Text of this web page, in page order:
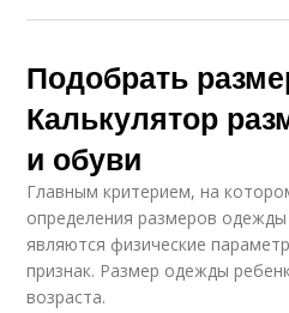
Подобрать
Калькулятор
и обуви
Главным критерием, на
определения размеров
являются физические
признак. Размер одежды
возраста.